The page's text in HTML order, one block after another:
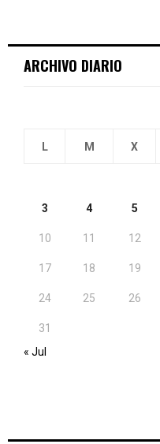
ARCHIVO DIARIO
L M X
3 4 5
10 11 12
17 18 19
24 25 26
31
« Jul